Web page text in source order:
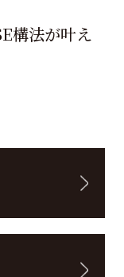
構法が叶え